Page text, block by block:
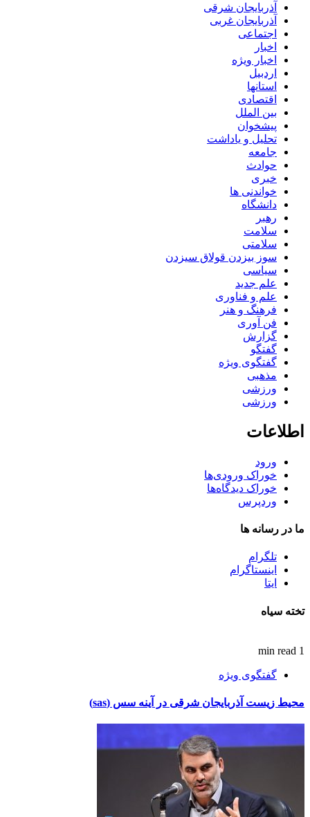
آذربایجان شرقی
آذربایجان غربی
اجتماعی
اخبار
اخبار ویژه
اردبیل
استانها
اقتصادی
بین الملل
پیشخوان
تحلیل و یاداشت
جامعه
حوادث
خبری
خواندنی ها
دانشگاه
رهبر
سلامت
سلامتی
سوز بیزدن قولاق سیزدن
سیاسی
علم جدید
علم و فناوری
فرهنگ و هنر
فن آوری
گزارش
گفتگو
گفتگوی ویژه
مذهبی
ورزشی
ورزشی
اطلاعات
ورود
خوراک ورودی‌ها
خوراک دیدگاه‌ها
وردپرس
ما در رسانه ها
تلگرام
اینستاگرام
ایتا
تخته سیاه
1 min read
گفتگوی ویژه
محیط زیست آذربایجان شرقی در آینه سس (sas)